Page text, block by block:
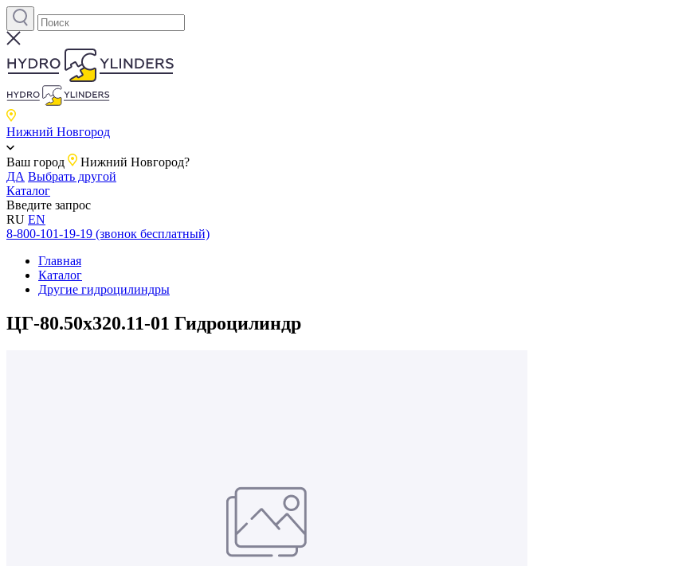
Нижний Новгород
Ваш город
Нижний Новгород?
ДА Выбрать другой
Каталог
Введите запрос
RU EN
8-800-101-19-19 (звонок бесплатный)
Главная
Каталог
Другие гидроцилиндры
ЦГ-80.50х320.11-01 Гидроцилиндр